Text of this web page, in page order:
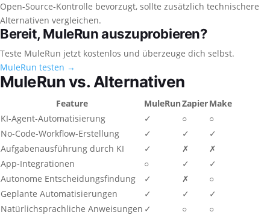
Open-Source-Kontrolle bevorzugt, sollte zusätzlich technischere
Alternativen vergleichen.
Bereit, MuleRun auszuprobieren?
Teste MuleRun jetzt kostenlos und überzeuge dich selbst.
MuleRun testen →
MuleRun vs. Alternativen
Feature MuleRunZapierMake
KI-Agent-Automatisierung
✓ ○
○
No-Code-Workflow-Erstellung
✓ ✓
✓
Aufgabenausführung durch KI
✓ ✗
✗
App-Integrationen
○ ✓
✓
Autonome Entscheidungsfindung
✓ ✗
○
Geplante Automatisierungen
✓ ✓
✓
Natürlichsprachliche Anweisungen ✓ ○
○